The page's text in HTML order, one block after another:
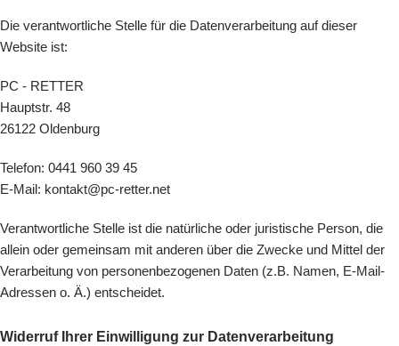
Die verantwortliche Stelle für die Datenverarbeitung auf dieser
Website ist:
PC - RETTER
Hauptstr. 48
26122 Oldenburg
Telefon: 0441 960 39 45
E-Mail: kontakt@pc-retter.net
Verantwortliche Stelle ist die natürliche oder juristische Person, die
allein oder gemeinsam mit anderen über die Zwecke und Mittel der
Verarbeitung von personenbezogenen Daten (z.B. Namen, E-Mail-
Adressen o. Ä.) entscheidet.
Widerruf Ihrer Einwilligung zur Datenverarbeitung